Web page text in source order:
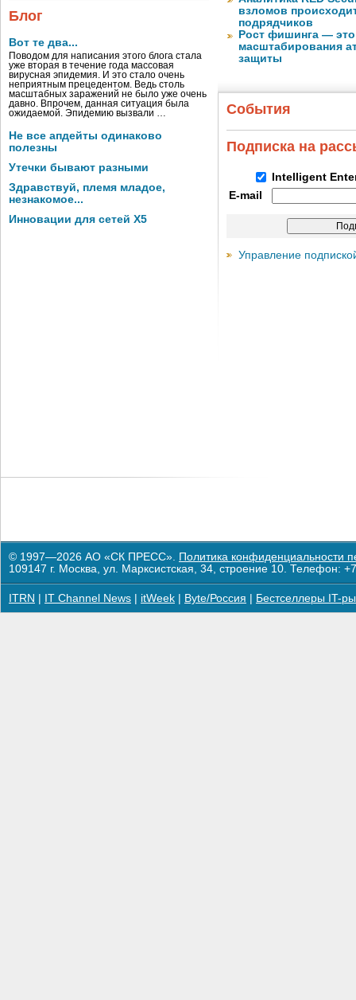
Блог
Вот те два...
Поводом для написания этого блога стала
уже вторая в течение года массовая
вирусная эпидемия. И это стало очень
неприятным прецедентом. Ведь столь
масштабных заражений не было уже очень
давно. Впрочем, данная ситуация была
ожидаемой. Эпидемию вызвали …
Не все апдейты одинаково
полезны
Утечки бывают разными
Здравствуй, племя младое,
незнакомое...
Инновации для сетей X5
взломов
подрядчиков
Рост фишинга —
масштабирования
защиты
События
Подписка на
Intelligent
E-mail
Управление
© 1997—2026 АО «СК ПРЕСС». Политика конфиденциальности
109147 г. Москва, ул. Марксистская, 34, строение 10. Телефон:
ITRN IT Channel News itWeek Byte/Россия Бестселлеры IT-